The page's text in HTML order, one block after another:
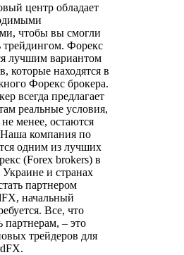
центр обладает
чтобы вы смогли
трейдингом. Форекс
лучшим вариантом
которые находятся в
Форекс брокера.
всегда предлагает
реальные условия,
менее, остаются
компания по
одним из лучших
(Forex brokers) в
Украине и странах
партнером
начальный
Все, что
партнерам, – это
трейдеров для